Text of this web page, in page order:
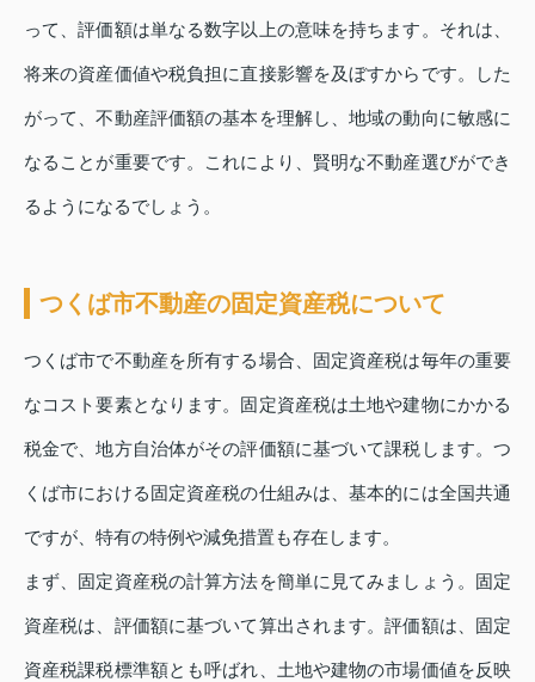
って、評価額は単なる数字以上の意味を持ちます。それは、
将来の資産価値や税負担に直接影響を及ぼすからです。した
がって、不動産評価額の基本を理解し、地域の動向に敏感に
なることが重要です。これにより、賢明な不動産選びができ
るようになるでしょう。
つくば市不動産の固定資産税について
つくば市で不動産を所有する場合、固定資産税は毎年の重要
なコスト要素となります。固定資産税は土地や建物にかかる
税金で、地方自治体がその評価額に基づいて課税します。つ
くば市における固定資産税の仕組みは、基本的には全国共通
ですが、特有の特例や減免措置も存在します。
まず、固定資産税の計算方法を簡単に見てみましょう。固定
資産税は、評価額に基づいて算出されます。評価額は、固定
資産税課税標準額とも呼ばれ、土地や建物の市場価値を反映